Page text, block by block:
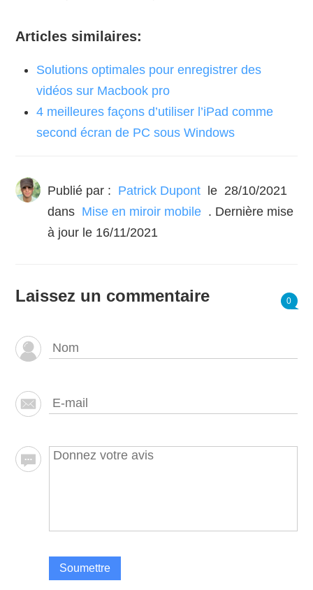
Articles similaires:
Solutions optimales pour enregistrer des
vidéos sur Macbook pro
4 meilleures façons d’utiliser l’iPad comme
second écran de PC sous Windows
Publié par : Patrick Dupont le 28/10/2021
dans Mise en miroir mobile . Dernière mise
à jour le 16/11/2021
Laissez un commentaire 0
Soumettre